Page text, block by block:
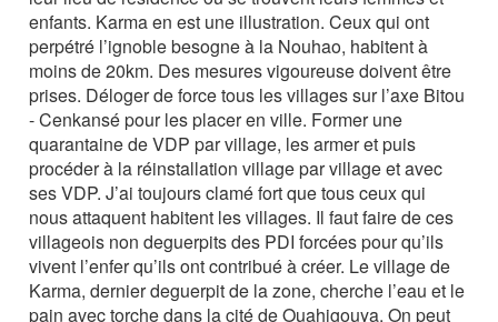
enfants. Karma en est une illustration. Ceux qui ont
perpétré l’ignoble besogne à la Nouhao, habitent à
moins de 20km. Des mesures vigoureuse doivent être
prises. Déloger de force tous les villages sur l’axe Bitou
- Cenkansé pour les placer en ville. Former une
quarantaine de VDP par village, les armer et puis
procéder à la réinstallation village par village et avec
ses VDP. J’ai toujours clamé fort que tous ceux qui
nous attaquent habitent les villages. Il faut faire de ces
villageois non deguerpits des PDI forcées pour qu’ils
vivent l’enfer qu’ils ont contribué à créer. Le village de
Karma, dernier deguerpit de la zone, cherche l’eau et le
pain avec torche dans la cité de Ouahigouya. On peut